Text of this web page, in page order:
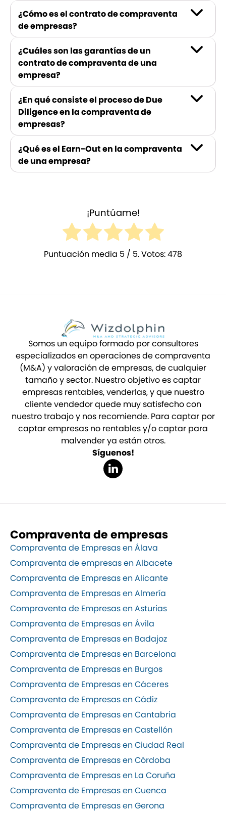
¿Cómo es el contrato de compraventa
de empresas?
¿Cuáles son las garantías de un
contrato de compraventa de una
empresa?
¿En qué consiste el proceso de Due
Diligence en la compraventa de
empresas?
¿Qué es el Earn-Out en la compraventa
de una empresa?
¡Puntúame!
Puntuación media 5 / 5. Votos:478
Somos un equipo formado por consultores
especializados en operaciones de compraventa
(M&A) y valoración de empresas, de cualquier
tamaño y sector. Nuestro objetivo es captar
empresas rentables, venderlas, y que nuestro
cliente vendedor quede muy satisfecho con
nuestro trabajo y nos recomiende. Para captar por
captar empresas no rentables y/o captar para
malvender ya están otros.
Síguenos!
Compraventa de empresas
Compraventa de Empresas en Álava
Compraventa de empresas en Albacete
Compraventa de Empresas en Alicante
Compraventa de Empresas en Almería
Compraventa de Empresas en Asturias
Compraventa de Empresas en Ávila
Compraventa de Empresas en Badajoz
Compraventa de Empresas en Barcelona
Compraventa de Empresas en Burgos
Compraventa de Empresas en Cáceres
Compraventa de Empresas en Cádiz
Compraventa de Empresas en Cantabria
Compraventa de Empresas en Castellón
Compraventa de Empresas en Ciudad Real
Compraventa de Empresas en Córdoba
Compraventa de Empresas en La Coruña
Compraventa de Empresas en Cuenca
Compraventa de Empresas en Gerona